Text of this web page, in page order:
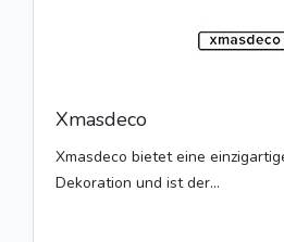
Xmasdeco
Xmasdeco bietet eine
Dekoration und ist der...